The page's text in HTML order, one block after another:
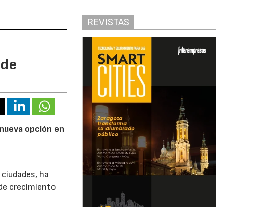
opción en
ha
crecimiento
REVISTAS